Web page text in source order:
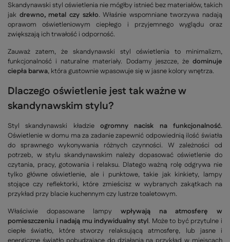
Skandynawski styl oświetlenia nie mógłby istnieć bez materiałów, takich
jak drewno, metal czy szkło. Właśnie wspomniane tworzywa nadają
oprawom oświetleniowym ciepłego i przyjemnego wyglądu oraz
zwiększają ich trwałość i odporność.
Zauważ zatem, że skandynawski styl oświetlenia to minimalizm,
funkcjonalność i naturalne materiały. Dodamy jeszcze, że dominuje
ciepła barwa, która gustownie wpasowuje się w jasne kolory wnętrza.
Dlaczego oświetlenie jest tak ważne w
skandynawskim stylu?
Styl skandynawski kładzie ogromny nacisk na funkcjonalność.
Oświetlenie w domu ma za zadanie zapewnić odpowiednią ilość światła
do sprawnego wykonywania różnych czynności. W zależności od
potrzeb, w stylu skandynawskim należy dopasować oświetlenie do
czytania, pracy, gotowania i relaksu. Dlatego ważną rolę odgrywa nie
tylko główne oświetlenie, ale i punktowe, takie jak kinkiety, lampy
stojące czy reflektorki, które zmieścisz w wybranych zakątkach na
przykład przy blacie kuchennym czy lustrze toaletowym.
Właściwie dopasowane lampy wpływają na atmosferę w
pomieszczeniu i nadają mu indywidualny styl. Może to być przytulne i
ciepłe światło, które stworzy relaksującą atmosferę, lub jasne i